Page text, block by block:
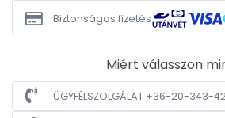
Biztonságos fizetés
Miért válasszon
ÜGYFÉLSZOLGÁLAT +36-20-343-